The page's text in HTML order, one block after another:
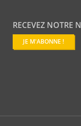
RECEVEZ NOTRE
JE M'ABONNE !